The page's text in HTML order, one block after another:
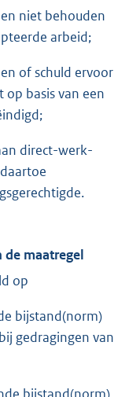
niet behouden
arbeid;
of schuld ervoor
op basis van een
direct-werk-
de maatregel
op
bijstand(norm)
gedragingen van